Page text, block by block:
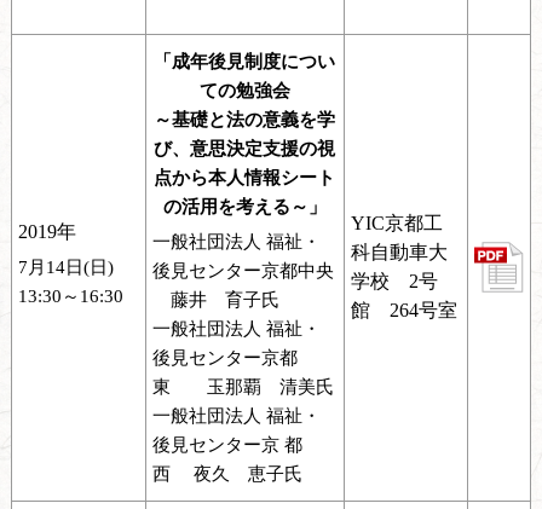
2019年
7月14日(日)
13:30～16:30
「成年後見制度につい
ての勉強会
～基礎と法の意義を学
び、意思決定支援の視
点から本人情報シート
の活用を考える～」
一般社団法人 福祉・
後見センター京都中央
藤井 育子氏
一般社団法人 福祉・
後見センター京都
東 玉那覇 清美氏
一般社団法人 福祉・
後見センター京 都
西 夜久 恵子氏
YIC京都工
科自動車大
学校 2号
館 264号室